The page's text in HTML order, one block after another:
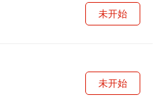
未开始
未开始